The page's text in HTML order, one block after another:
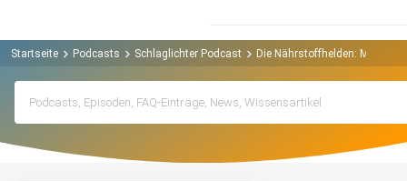
Startseite Podcasts Schlaglichter Podcast Die Nährstoffhelden: Mehr als